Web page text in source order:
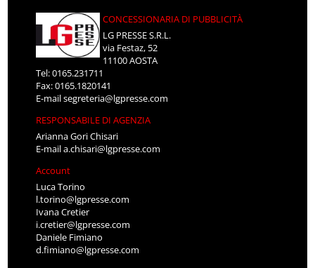
CONCESSIONARIA DI PUBBLICITÀ
LG PRESSE S.R.L.
via Festaz, 52
11100 AOSTA
Tel: 0165.231711
Fax: 0165.1820141
E-mailsegreteria@lgpresse.com
RESPONSABILE DI AGENZIA
Arianna Gori Chisari
E-maila.chisari@lgpresse.com
Account
Luca Torino
l.torino@lgpresse.com
Ivana Cretier
i.cretier@lgpresse.com
Daniele Fimiano
d.fimiano@lgpresse.com